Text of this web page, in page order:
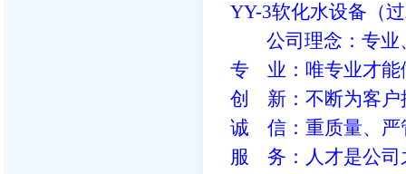
YY-3软化水设备（
公司理念
专 业：唯专业才能
创 新：不断为客户
诚 信：重质量、严
服 务：人才